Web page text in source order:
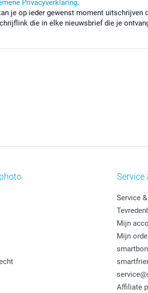
Privacyverklaring.
je op ieder gewenst moment uitschrijven
die in elke nieuwsbrief die je
Service
Service
Mijn
Mijn
Affiliate